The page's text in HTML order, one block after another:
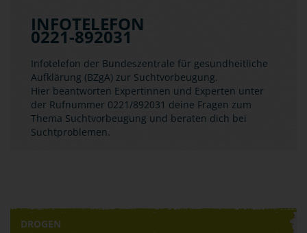
INFOTELEFON
0221-892031
Infotelefon der Bundeszentrale für gesundheitliche
Aufklärung (BZgA) zur Suchtvorbeugung.
Hier beantworten Expertinnen und Experten unter
der Rufnummer 0221/892031 deine Fragen zum
Thema Suchtvorbeugung und beraten dich bei
Suchtproblemen.
DROGEN